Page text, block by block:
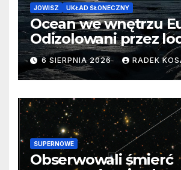
JOWISZ UKŁAD SŁONECZNY
Ocean we wnętrzu
Odizolowani przez
barierę
6 SIERPNIA 2026 RADEK
SUPERNOWE
Obserwowali śmierć